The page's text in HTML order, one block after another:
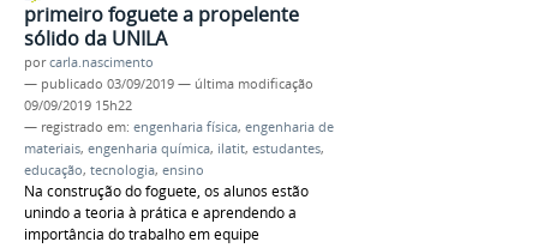
primeiro foguete a propelente
sólido da UNILA
porcarla.nascimento
— publicado 03/09/2019 — última modificação
09/09/2019 15h22
— registrado em: engenharia física, engenharia de
materiais, engenharia química, ilatit, estudantes,
educação, tecnologia, ensino
Na construção do foguete, os alunos estão
unindo a teoria à prática e aprendendo a
importância do trabalho em equipe